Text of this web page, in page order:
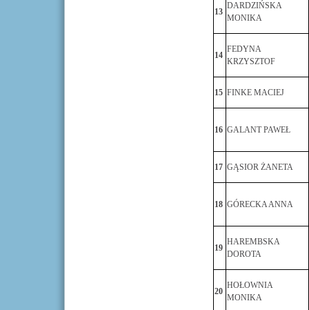
13
DARDZIŃSKA
MONIKA
14
FEDYNA
KRZYSZTOF
15 FINKE MACIEJ
16 GALANT PAWEŁ
17 GĄSIOR ŻANETA
18 GÓRECKA ANNA
19
HAREMBSKA
DOROTA
20
HOŁOWNIA
MONIKA